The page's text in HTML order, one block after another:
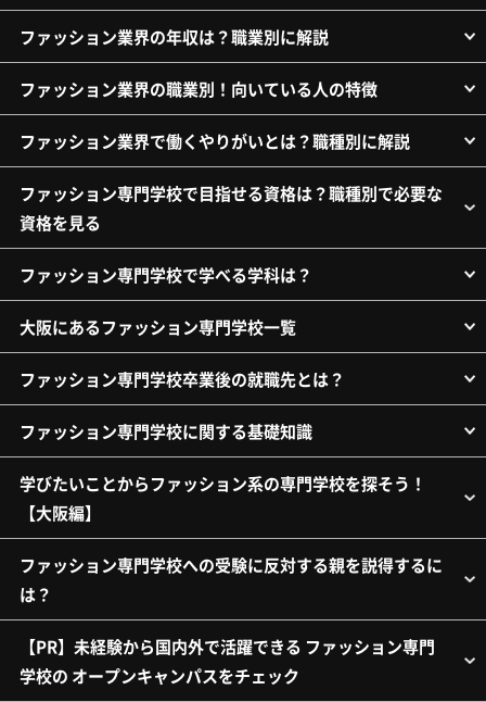
ファッション業界の年収は？職業別に解説
ファッション業界の職業別！向いている人の特徴
ファッション業界で働くやりがいとは？職種別に解説
ファッション専門学校で目指せる資格は？職種別で必要な
資格を見る
ファッション専門学校で学べる学科は？
大阪にあるファッション専門学校一覧
ファッション専門学校卒業後の就職先とは？
ファッション専門学校に関する基礎知識
学びたいことからファッション系の専門学校を探そう！
【大阪編】
ファッション専門学校への受験に反対する親を説得するに
は？
【PR】未経験から国内外で活躍できる ファッション専門
学校の オープンキャンパスをチェック